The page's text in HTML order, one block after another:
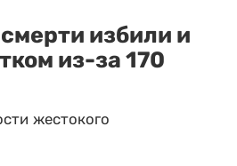
избили и
из-за 170
жестокого